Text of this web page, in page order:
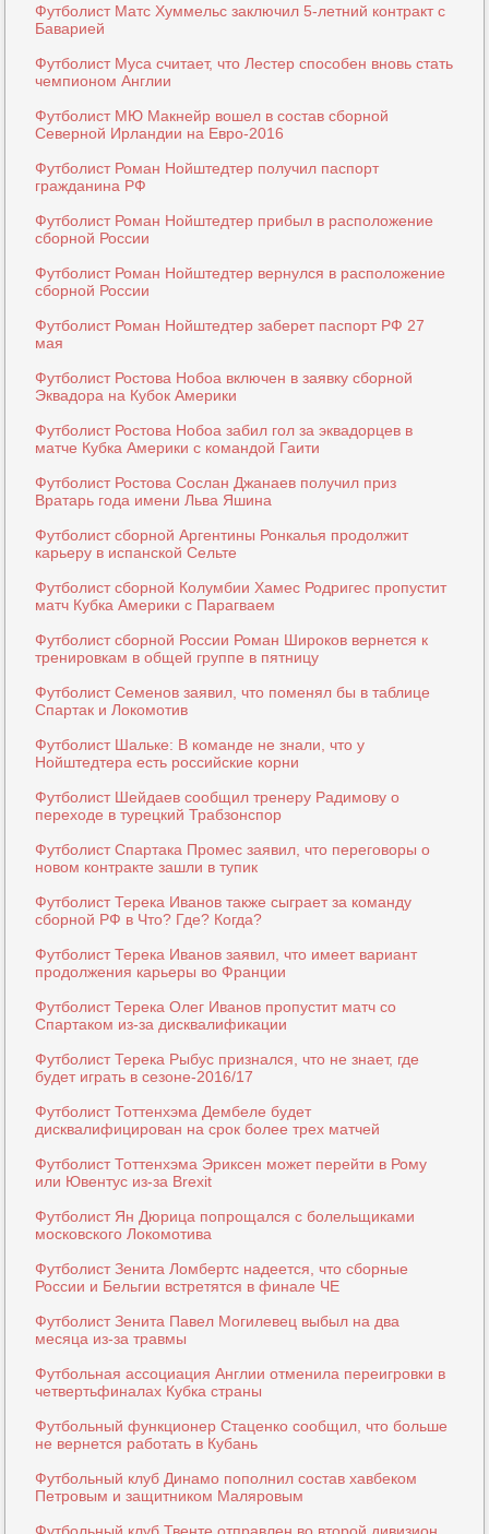
Футболист Матс Хуммельс заключил 5-летний контракт с
Баварией
Футболист Муса считает, что Лестер способен вновь стать
чемпионом Англии
Футболист МЮ Макнейр вошел в состав сборной
Северной Ирландии на Евро-2016
Футболист Роман Нойштедтер получил паспорт
гражданина РФ
Футболист Роман Нойштедтер прибыл в расположение
сборной России
Футболист Роман Нойштедтер вернулся в расположение
сборной России
Футболист Роман Нойштедтер заберет паспорт РФ 27
мая
Футболист Ростова Нобоа включен в заявку сборной
Эквадора на Кубок Америки
Футболист Ростова Нобоа забил гол за эквадорцев в
матче Кубка Америки с командой Гаити
Футболист Ростова Сослан Джанаев получил приз
Вратарь года имени Льва Яшина
Футболист сборной Аргентины Ронкалья продолжит
карьеру в испанской Сельте
Футболист сборной Колумбии Хамес Родригес пропустит
матч Кубка Америки с Парагваем
Футболист сборной России Роман Широков вернется к
тренировкам в общей группе в пятницу
Футболист Семенов заявил, что поменял бы в таблице
Спартак и Локомотив
Футболист Шальке: В команде не знали, что у
Нойштедтера есть российские корни
Футболист Шейдаев сообщил тренеру Радимову о
переходе в турецкий Трабзонспор
Футболист Спартака Промес заявил, что переговоры о
новом контракте зашли в тупик
Футболист Терека Иванов также сыграет за команду
сборной РФ в Что? Где? Когда?
Футболист Терека Иванов заявил, что имеет вариант
продолжения карьеры во Франции
Футболист Терека Олег Иванов пропустит матч со
Спартаком из-за дисквалификации
Футболист Терека Рыбус признался, что не знает, где
будет играть в сезоне-2016/17
Футболист Тоттенхэма Дембеле будет
дисквалифицирован на срок более трех матчей
Футболист Тоттенхэма Эриксен может перейти в Рому
или Ювентус из-за Brexit
Футболист Ян Дюрица попрощался с болельщиками
московского Локомотива
Футболист Зенита Ломбертс надеется, что сборные
России и Бельгии встретятся в финале ЧЕ
Футболист Зенита Павел Могилевец выбыл на два
месяца из-за травмы
Футбольная ассоциация Англии отменила переигровки в
четвертьфиналах Кубка страны
Футбольный функционер Стаценко сообщил, что больше
не вернется работать в Кубань
Футбольный клуб Динамо пополнил состав хавбеком
Петровым и защитником Маляровым